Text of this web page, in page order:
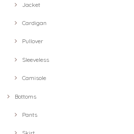
Jacket
Cardigan
Pullover
Sleeveless
Camisole
Bottoms
Pants